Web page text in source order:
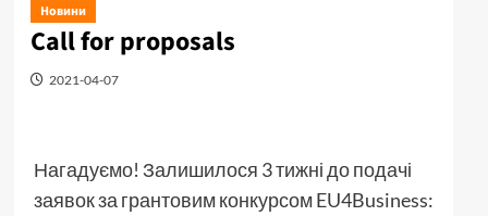
Новини
Call for proposals
2021-04-07
Нагадуємо! Залишилося 3 тижні до подачі
заявок за грантовим конкурсом EU4Business: